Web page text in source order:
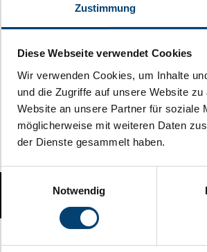
Zustimmung
Diese Webseite verwendet Cookies
Wir verwenden Cookies, um Inhalte
und die Zugriffe auf unsere Website
Website an unsere Partner für soziale
möglicherweise mit weiteren Daten
der Dienste gesammelt haben.
Einwilligungsauswahl
Notwendig